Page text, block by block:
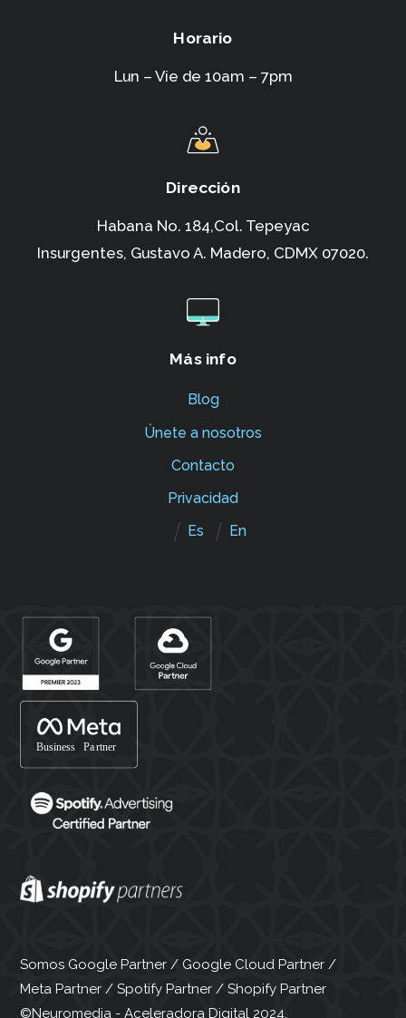
Horario
Lun – Vie de 10am – 7pm
Dirección
Habana No. 184,Col. Tepeyac
Insurgentes, Gustavo A. Madero, CDMX 07020.
Más info
Blog
Únete a nosotros
Contacto
Privacidad
Es
En
Somos Google Partner / Google Cloud Partner /
Meta Partner / Spotify Partner / Shopify Partner
©Neuromedia - Aceleradora Digital 2024.